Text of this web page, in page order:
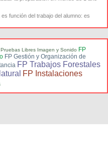
función del trabajo del alumno: es
Pruebas Libres Imagen y Sonido FP
FP Gestión y Organización de
FP Trabajos Forestales
FP Instalaciones